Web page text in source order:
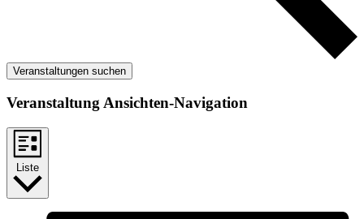
Veranstaltungen suchen
Veranstaltung Ansichten-Navigation
Liste